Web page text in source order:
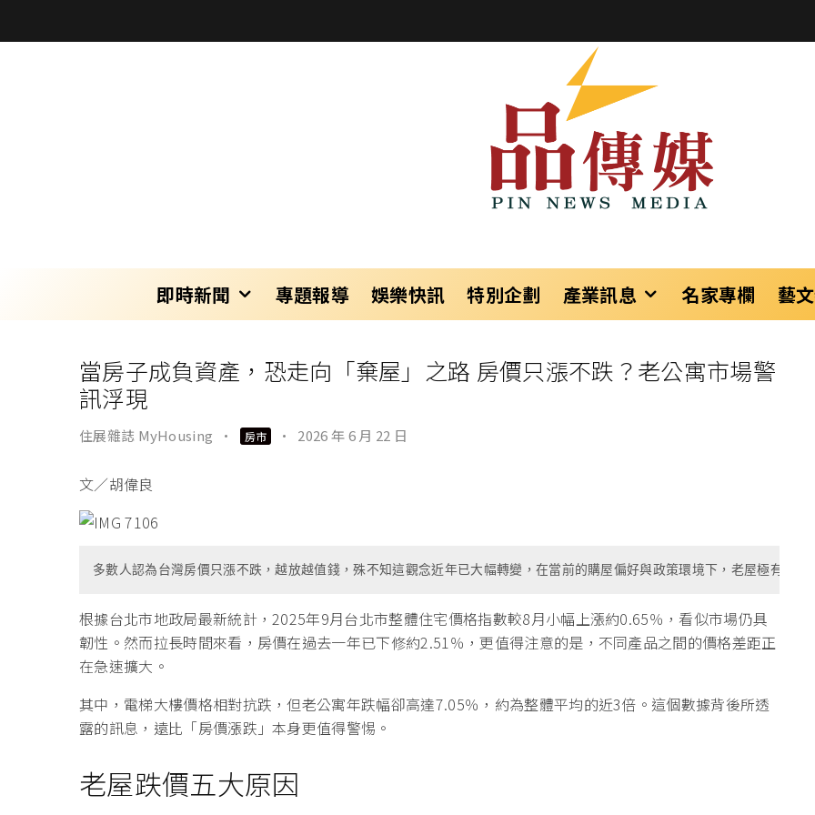
即時新聞 專題報導 娛樂快訊 特別企劃 產業訊息 名家專欄 藝
當房子成負資產，恐走向「棄屋」之路 房價只漲不跌？老公寓市場警
訊浮現
住展雜誌 MyHousing · 房市 · 2026 年 6 月 22 日
文／胡偉良
多數人認為台灣房價只漲不跌，越放越值錢，殊不知這觀念近年已大幅轉變，在當前的購屋偏好與政策環境下，老屋極有可能
根據台北市地政局最新統計，2025年9月台北市整體住宅價格指數較8月小幅上漲約0.65％，看似市場仍具
韌性。然而拉長時間來看，房價在過去一年已下修約2.51％，更值得注意的是，不同產品之間的價格差距正
在急速擴大。
其中，電梯大樓價格相對抗跌，但老公寓年跌幅卻高達7.05％，約為整體平均的近3倍。這個數據背後所透
露的訊息，遠比「房價漲跌」本身更值得警惕。
老屋跌價五大原因